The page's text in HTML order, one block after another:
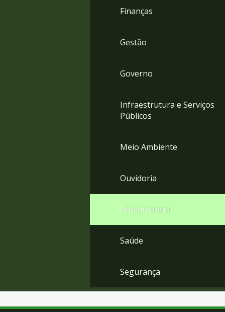
Finanças
Gestão
Governo
Infraestrutura e Serviços
Públicos
Meio Ambiente
Ouvidoria
Procuradoria
Saúde
Segurança